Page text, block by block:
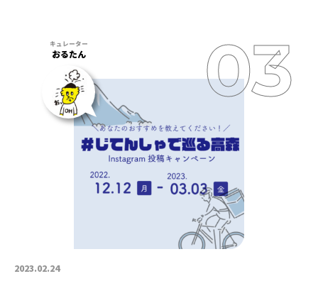
2023.02.24
おるたん